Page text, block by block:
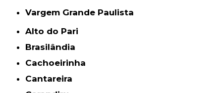
Vargem Grande Paulista
Alto do Pari
Brasilândia
Cachoeirinha
Cantareira